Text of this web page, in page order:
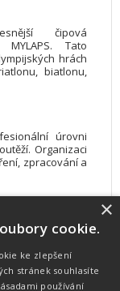
čipová
Tato
hrách
biatlonu,
úrovni
Organizaci
zpracování a
výsledků
zakázku. Lze
na
na
×
cookie.
ke zlepšení
stránek souhlasíte
používání